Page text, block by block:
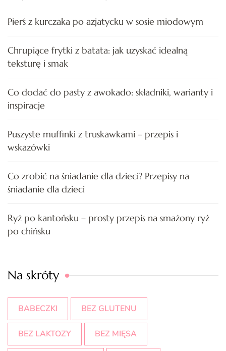
Pierś z kurczaka po azjatycku w sosie miodowym
Chrupiące frytki z batata: jak uzyskać idealną
teksturę i smak
Co dodać do pasty z awokado: składniki, warianty i
inspiracje
Puszyste muffinki z truskawkami – przepis i
wskazówki
Co zrobić na śniadanie dla dzieci? Przepisy na
śniadanie dla dzieci
Ryż po kantońsku – prosty przepis na smażony ryż
po chińsku
Na skróty
BABECZKI BEZ GLUTENU
BEZ LAKTOZY BEZ MIĘSA